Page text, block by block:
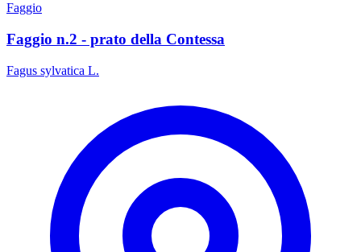
Faggio
Faggio n.2 - prato della Contessa
Fagus sylvatica L.